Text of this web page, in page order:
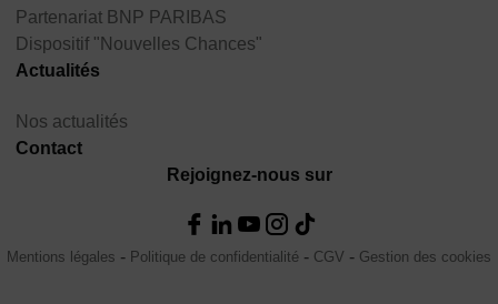
Partenariat BNP PARIBAS
Dispositif "Nouvelles Chances"
Actualités
Nos actualités
Contact
Rejoignez-nous sur
Mentions légales Politique de confidentialité CGV Gestion des cookies